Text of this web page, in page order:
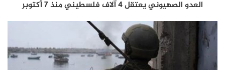
العدو الصهيوني يعتقل 4 آلاف فلسطيني منذ 7 أكتوبر